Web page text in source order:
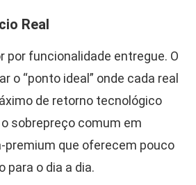
Real
por funcionalidade entregue. O
o “ponto ideal” onde cada real
de retorno tecnológico
sobrepreço comum em
premium que oferecem pouco
para o dia a dia.